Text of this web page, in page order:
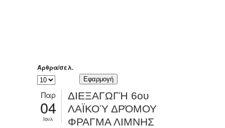
Άρθρα/σελ.
Παρ
04
Ιουλ
ΔΙΕΞΑΓΩΓΉ 6ου
ΛΑΪΚΟΎ ΔΡΌΜΟΥ
ΦΡΑΓΜΑ ΛΙΜΝΗΣ